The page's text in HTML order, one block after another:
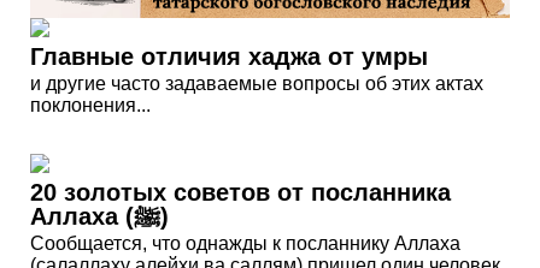
Главные отличия хаджа от умры
и другие часто задаваемые вопросы об этих актах
поклонения...
20 золотых советов от посланника
Аллаха (ﷺ)
Сообщается, что однажды к посланнику Аллаха